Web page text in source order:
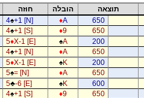
תוצאה הובלה חוזה
650
♦A
4♠+1 [N]
650
♦9
4♠+1 [S]
200
♠A
5♦X-1 [E]
650
♦A
4♠+1 [N]
200
♠K
5♦X-1 [E]
650
♦A
5♠= [N]
600
♠K
5♣-6 [E]
650
♦9
4♠+1 [S]